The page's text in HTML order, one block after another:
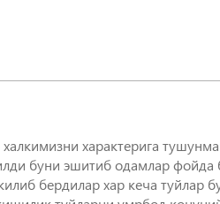
характерига
буни эшитиб одамлар фойда
бердилар хар кеча туйлар